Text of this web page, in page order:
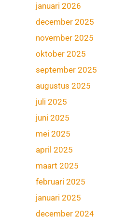
januari 2026
december 2025
november 2025
oktober 2025
september 2025
augustus 2025
juli 2025
juni 2025
mei 2025
april 2025
maart 2025
februari 2025
januari 2025
december 2024